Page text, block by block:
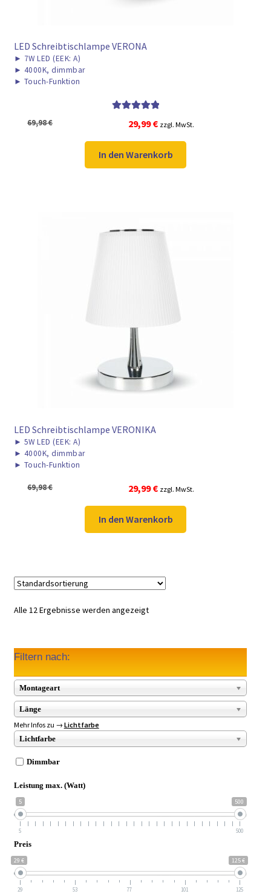
LED Schreibtischlampe VERONA
► 7W LED (EEK: A)
► 4000K, dimmbar
► Touch-Funktion
von 5
69,98€
Ursprünglicher
Preis
war:
69,98 €
29,99€Aktueller
Preis
ist:
29,99 €.
zzgl. MwSt.
In den Warenkorb
LED Schreibtischlampe VERONIKA
► 5W LED (EEK: A)
► 4000K, dimmbar
► Touch-Funktion
69,98€
Ursprünglicher
Preis
war:
69,98 €
29,99€Aktueller
Preis
ist:
29,99 €.
zzgl. MwSt.
In den Warenkorb
Alle 12 Ergebnisse werden angezeigt
Filtern nach:
Montageart
Länge
Mehr Infos zu → Lichtfarbe
Lichtfarbe
Dimmbar
Leistung max. (Watt)
5 500
5 500
Preis
29 € 125 €
29 53 77 101 125